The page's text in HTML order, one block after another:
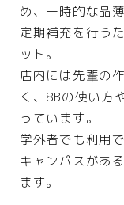
め、一時的な品
定期補充を行う
ット。
店内には先輩の
く、8Bの使い方
っています。
学外者でも利用
キャンパスがあ
ます。